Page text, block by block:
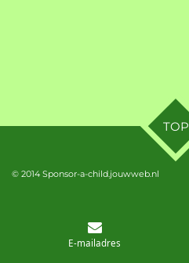
TOP
© 2014 Sponsor-a-child.jouwweb.nl
E-mailadres